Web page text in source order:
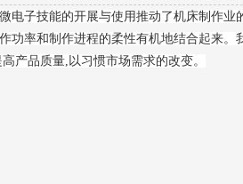
电子技能的开展与使用推动了机床制作业
功率和制作进程的柔性有机地结合起来。
产品质量,以习惯市场需求的改变。